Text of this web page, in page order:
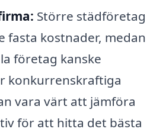
Större städföretag
fasta kostnader, medan
företag kanske
konkurrenskraftiga
vara värt att jämföra
för att hitta det bästa